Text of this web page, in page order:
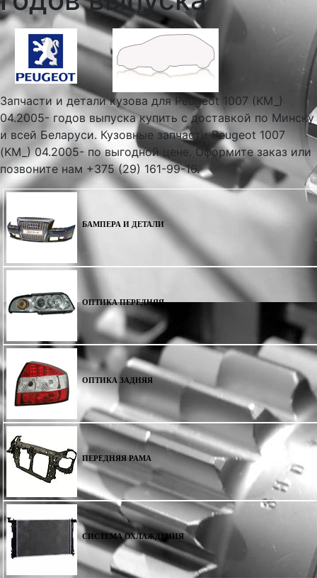
Запчасти и детали кузова для Peugeot 1007 (KM_)
04.2005- годов выпуска купить с доставкой по Минску
и всей Беларуси. Кузовные запчасти Peugeot 1007
(KM_) 04.2005- по выгодной цене. Оформите заказ или
позвоните нам +375 (29) 161-99-16.
БАМПЕРА И ДЕТАЛИ
ОПТИКА ПЕРЕДНЯЯ
ОПТИКА ЗАДНЯЯ
ПЕРЕДНЯЯ РАМА
СИСТЕМА ОХЛАЖДЕНИЯ